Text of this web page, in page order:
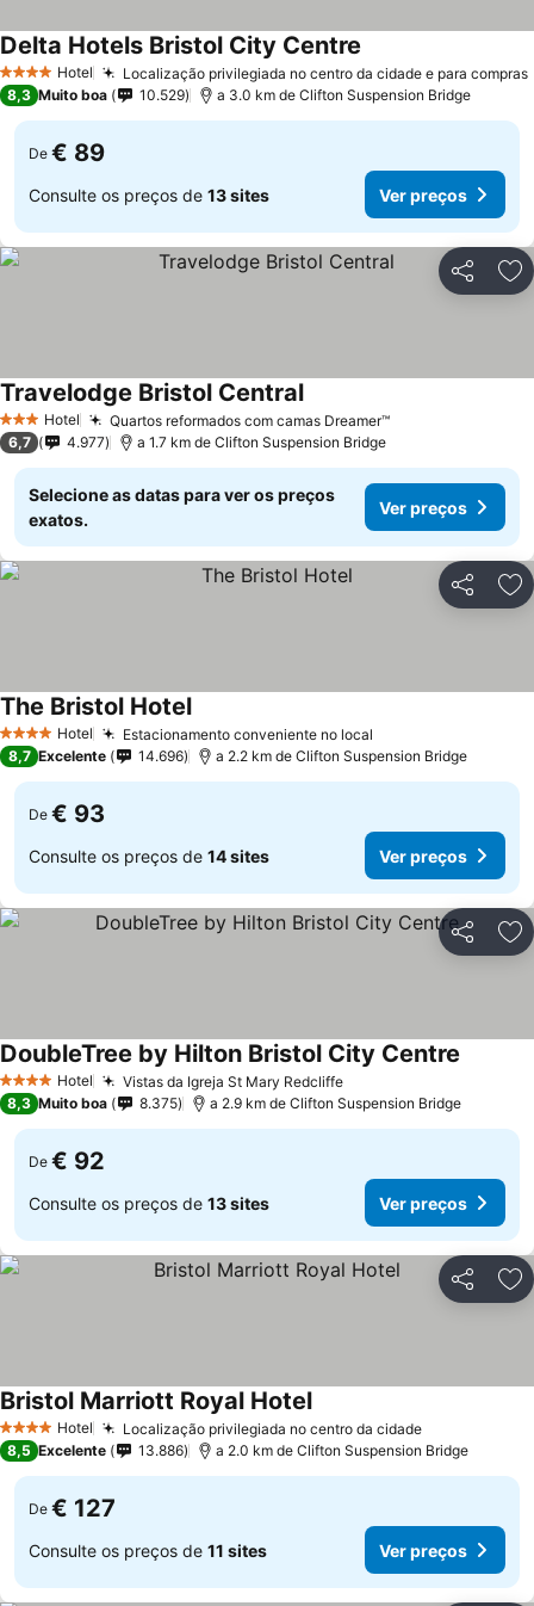
4 EstrelasHotel Localização privilegiada no centro da cidade e para compras
Delta Hotels Bristol City Centre
8,3 Muito boa 10.529 a 3.0 km de Clifton Suspension Bridge
De € 89
Consulte os preços de 13 sites Ver preços
Partilhar
3 EstrelasHotel Quartos reformados com camas Dreamer™Ver preços
Travelodge Bristol CentralVer preços
6,7 4.977 a 1.7 km de Clifton Suspension Bridge
Selecione as datas para ver os preços
exatos.
Ver preços
Partilhar
4 EstrelasHotel Estacionamento conveniente no local
The Bristol HotelVer preços
8,7 Excelente 14.696 a 2.2 km de Clifton Suspension Bridge
De € 93
Consulte os preços de 14 sites Ver preços
Partilhar
4 EstrelasHotel Vistas da Igreja St Mary RedcliffeVer preços
DoubleTree by Hilton Bristol City Centre
8,3 Muito boa 8.375 a 2.9 km de Clifton Suspension Bridge
De € 92
Consulte os preços de 13 sites Ver preços
Partilhar
4 EstrelasHotel Localização privilegiada no centro da cidadeVer preços
Bristol Marriott Royal HotelVer preços
8,5 Excelente 13.886 a 2.0 km de Clifton Suspension Bridge
De € 127
Consulte os preços de 11 sites Ver preços